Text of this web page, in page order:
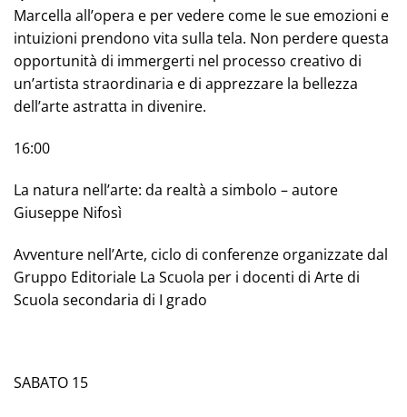
Marcella all’opera e per vedere come le sue emozioni e
intuizioni prendono vita sulla tela. Non perdere questa
opportunità di immergerti nel processo creativo di
un’artista straordinaria e di apprezzare la bellezza
dell’arte astratta in divenire.
16:00
La natura nell’arte: da realtà a simbolo – autore
Giuseppe Nifosì
Avventure nell’Arte, ciclo di conferenze organizzate dal
Gruppo Editoriale La Scuola per i docenti di Arte di
Scuola secondaria di I grado
SABATO 15